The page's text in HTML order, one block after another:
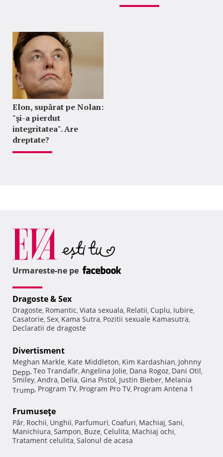
Elon, supărat pe Nolan:
"şi-a pierdut
integritatea". Are
dreptate?
Urmareste-ne pe
Dragoste & Sex
Dragoste, Romantic, Viata sexuala, Relatii, Cuplu, Iubire,
Casatorie, Sex, Kama Sutra, Pozitii sexuale Kamasutra,
Declaratii de dragoste
Divertisment
Meghan Markle, Kate Middleton, Kim Kardashian, Johnny
Depp, Teo Trandafir, Angelina Jolie, Dana Rogoz, Dani Otil,
Smiley, Andra, Delia, Gina Pistol, Justin Bieber, Melania
Trump, Program TV, Program Pro TV, Program Antena 1
Frumuseţe
Păr, Rochii, Unghii, Parfumuri, Coafuri, Machiaj, Sani,
Manichiura, Sampon, Buze, Celulita, Machiaj ochi,
Tratament celulita, Salonul de acasa